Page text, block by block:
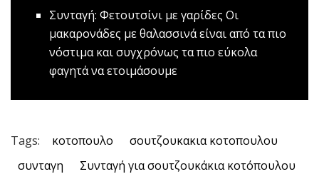
Συνταγή: Φετουτσίνι με γαρίδες Οι
μακαρονάδες με θαλασσινά είναι από τα πιο
νόστιμα και συγχρόνως τα πιο εύκολα
φαγητά να ετοιμάσουμε
Tags: κοτοπουλο
σουτζουκακια κοτοπουλου
συνταγη
Συνταγή για σουτζουκάκια κοτόπουλου